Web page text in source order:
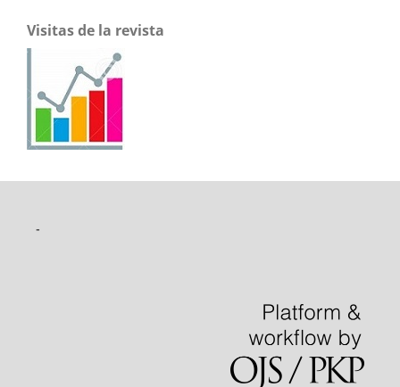
Visitas de la revista
-